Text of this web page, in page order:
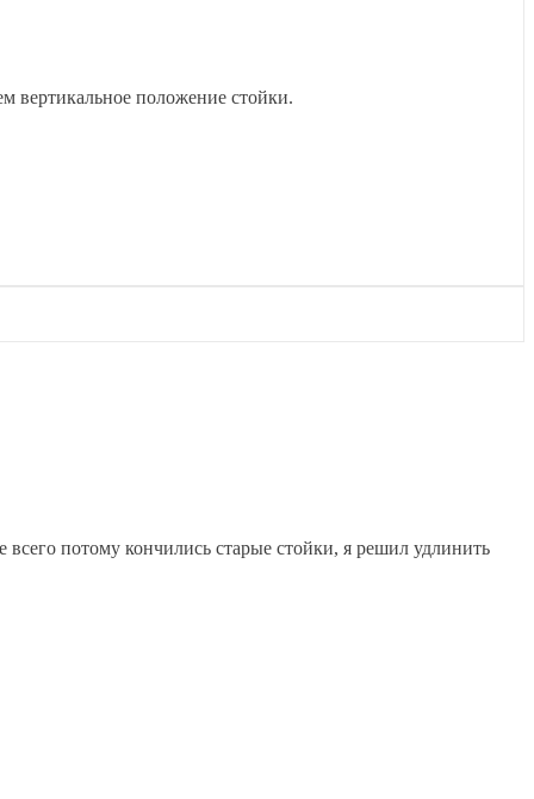
вертикальное положение стойки.
потому кончились старые стойки, я решил удлинить